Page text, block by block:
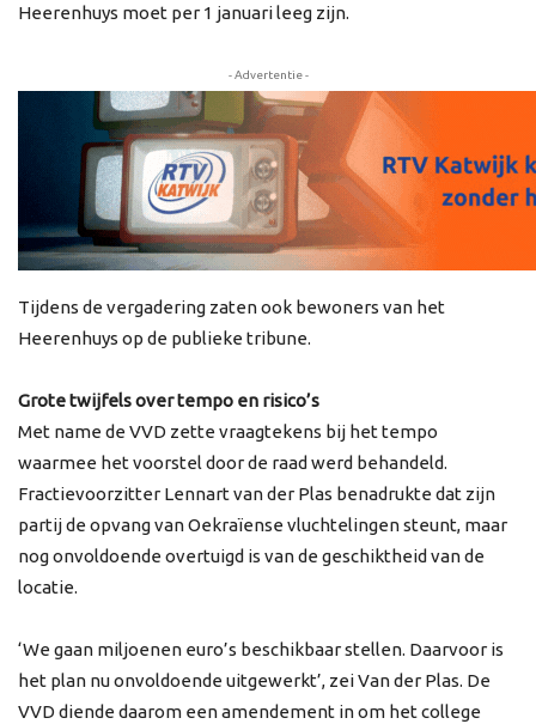
Heerenhuys moet per 1 januari leeg zijn.
- Advertentie -
Tijdens de vergadering zaten ook bewoners van het
Heerenhuys op de publieke tribune.
Grote twijfels over tempo en risico’s
Met name de VVD zette vraagtekens bij het tempo
waarmee het voorstel door de raad werd behandeld.
Fractievoorzitter Lennart van der Plas benadrukte dat zijn
partij de opvang van Oekraïense vluchtelingen steunt, maar
nog onvoldoende overtuigd is van de geschiktheid van de
locatie.
‘We gaan miljoenen euro’s beschikbaar stellen. Daarvoor is
het plan nu onvoldoende uitgewerkt’, zei Van der Plas. De
VVD diende daarom een amendement in om het college